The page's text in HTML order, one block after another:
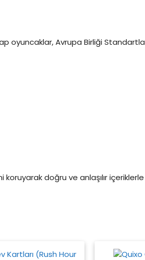
oyuncaklar, Avrupa Birliği
koruyarak doğru ve anlaşılır